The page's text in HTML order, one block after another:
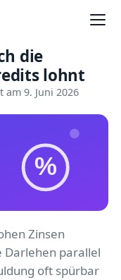
die
lohnt
am 9. Juni 2026
%
Zinsen
Darlehen parallel
oft spürbar